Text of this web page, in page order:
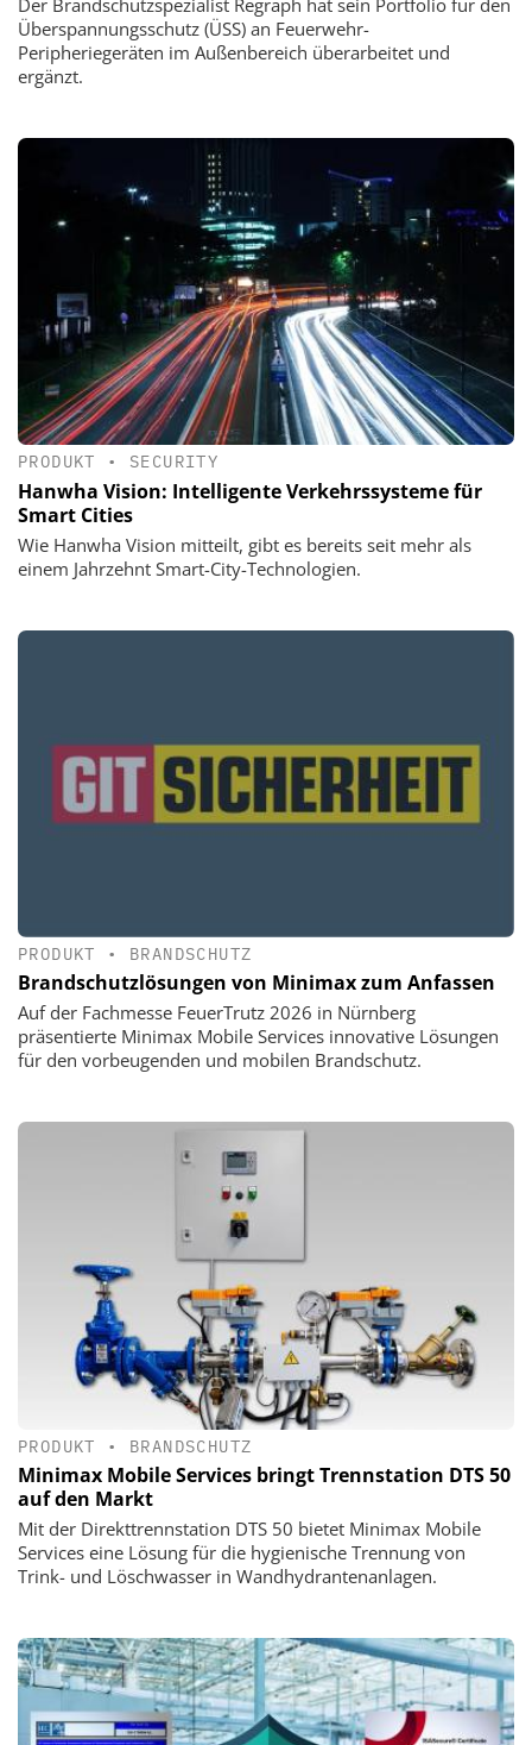
Überspannungsschutz (ÜSS) an Feuerwehr-
Peripheriegeräten im Außenbereich überarbeitet und
ergänzt.
PRODUKT • SECURITY
Hanwha Vision: Intelligente Verkehrssysteme für
Smart Cities
Wie Hanwha Vision mitteilt, gibt es bereits seit mehr als
einem Jahrzehnt Smart-City-Technologien.
PRODUKT • BRANDSCHUTZ
Brandschutzlösungen von Minimax zum Anfassen
Auf der Fachmesse FeuerTrutz 2026 in Nürnberg
präsentierte Minimax Mobile Services innovative Lösungen
für den vorbeugenden und mobilen Brandschutz.
PRODUKT • BRANDSCHUTZ
Minimax Mobile Services bringt Trennstation DTS 50
auf den Markt
Mit der Direkttrennstation DTS 50 bietet Minimax Mobile
Services eine Lösung für die hygienische Trennung von
Trink- und Löschwasser in Wandhydrantenanlagen.